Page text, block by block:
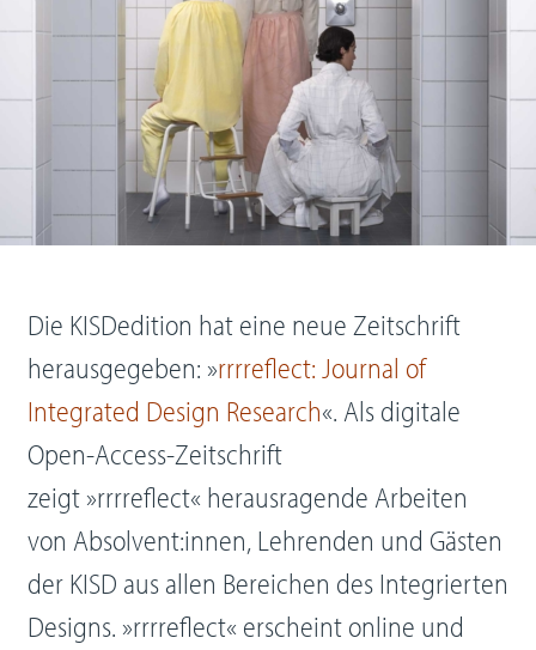
Die KISDedition hat eine neue Zeitschrift
herausgegeben: »rrrreflect: Journal of
Integrated Design Research«. Als digitale
Open-Access-Zeitschrift
zeigt »rrrreflect« herausragende Arbeiten
von Absolvent:innen, Lehrenden und Gästen
der KISD aus allen Bereichen des Integrierten
Designs. »rrrreflect« erscheint online und